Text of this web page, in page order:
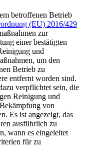
betroffenen Betrieb
(EU) 2016/429
zur
einer bestätigten
und
um den
Betrieb zu
entfernt worden sind.
verpflichtet sein, die
Reinigung und
von
Es ist angezeigt, das
ausführlich zu
wann es eingeleitet
für zu